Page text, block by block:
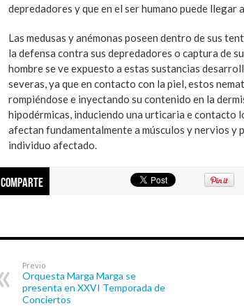
depredadores y que en el ser humano puede llegar
Las medusas y anémonas poseen dentro de sus
la defensa contra sus depredadores o captura de
hombre se ve expuesto a estas sustancias
severas, ya que en contacto con la piel, estos
rompiéndose e inyectando su contenido en la
hipodérmicas, induciendo una urticaria e contacto
afectan fundamentalmente a músculos y nervios y
individuo afectado.
Comparte
Previo
Orquesta Marga Marga se
presenta en XXVI Temporada de
Conciertos